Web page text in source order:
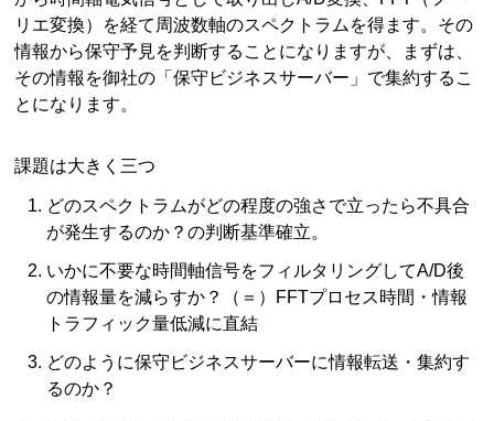
リエ変換）を経て周波数軸のスペクトラムを得ます。その
情報から保守予見を判断することになりますが、まずは、
その情報を御社の「保守ビジネスサーバー」で集約するこ
とになります。
課題は大きく三つ
どのスペクトラムがどの程度の強さで立ったら不具合
が発生するのか？の判断基準確立。
いかに不要な時間軸信号をフィルタリングしてA/D後
の情報量を減らすか？（＝）FFTプロセス時間・情報
トラフィック量低減に直結
どのように保守ビジネスサーバーに情報転送・集約す
るのか？